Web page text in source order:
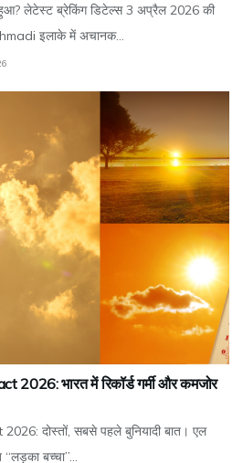
लेटेस्ट ब्रेकिंग डिटेल्स 3 अप्रैल 2026 की
इलाके में अचानक...
भारत में रिकॉर्ड गर्मी और कमजोर
दोस्तों, सबसे पहले बुनियादी बात। एल
बच्चा”...